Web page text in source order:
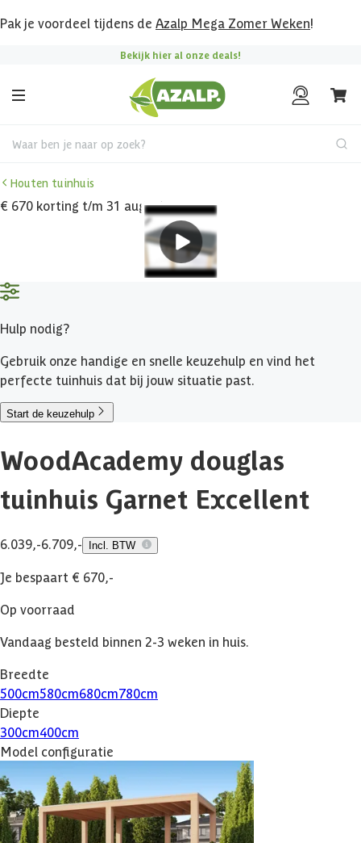
Pak je voordeel tijdens de Azalp Mega Zomer Weken!
Bekijk hier al onze deals!
Waar ben je naar op zoek?
Houten tuinhuis
€ 670 korting t/m 31 augustus
Hulp nodig?
Gebruik onze handige en snelle keuzehulp en vind het
perfecte tuinhuis dat bij jouw situatie past.
Start de keuzehulp
WoodAcademy douglas
tuinhuis Garnet Excellent
6.039,-6.709,- Incl. BTW
Je bespaart € 670,-
Op voorraad
Vandaag besteld binnen 2-3 weken in huis.
Breedte
500cm580cm680cm780cm
Diepte
300cm400cm
Model configuratie